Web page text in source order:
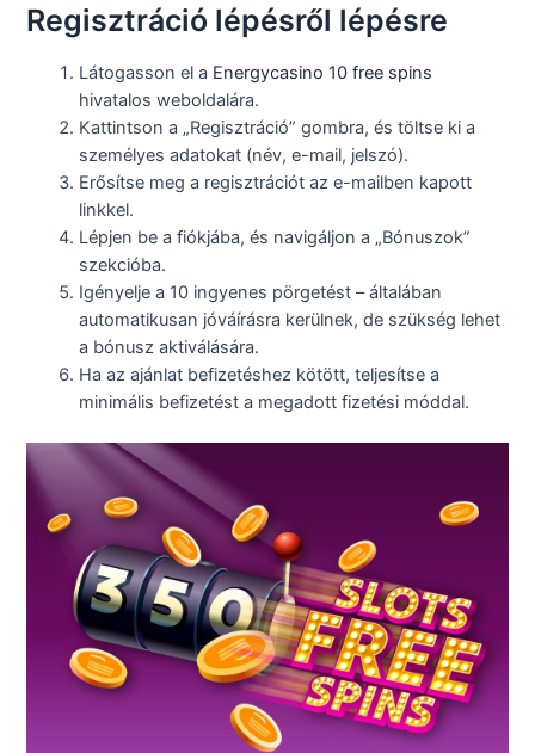
Regisztráció lépésről lépésre
Látogasson el a Energycasino 10 free spins
hivatalos weboldalára.
Kattintson a „Regisztráció” gombra, és töltse ki a
személyes adatokat (név, e-mail, jelszó).
Erősítse meg a regisztrációt az e-mailben kapott
linkkel.
Lépjen be a fiókjába, és navigáljon a „Bónuszok”
szekcióba.
Igényelje a 10 ingyenes pörgetést – általában
automatikusan jóváírásra kerülnek, de szükség lehet
a bónusz aktiválására.
Ha az ajánlat befizetéshez kötött, teljesítse a
minimális befizetést a megadott fizetési móddal.